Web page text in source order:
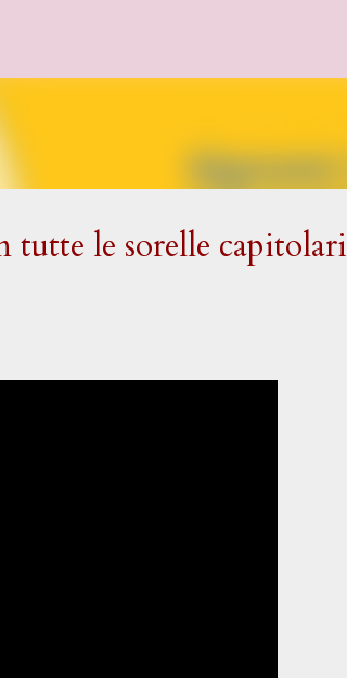
le sorelle capitolari